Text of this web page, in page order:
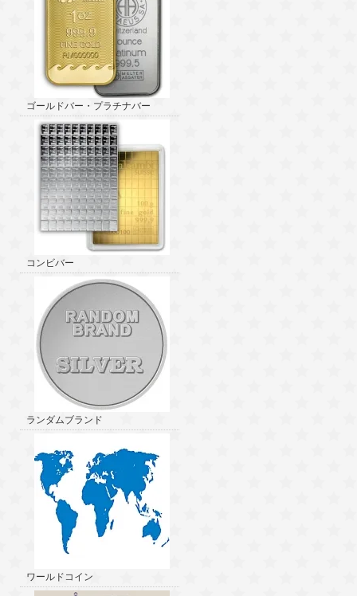
ゴールドバー・プラチナバー
コンビバー
ランダムブランド
ワールドコイン